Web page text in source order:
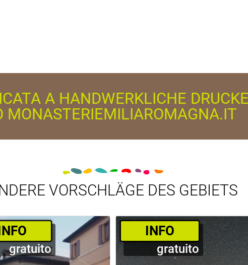
A HANDWERKLICHE
MONASTERIEMILIAROMAGNA.IT
VORSCHLÄGE DES GEBIETS
gratuito
­INFO
gratuito